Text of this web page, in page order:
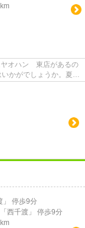
ヤオハン 東店があるの
かがでしょうか。夏場
」 停歩9分
西千渡」 停歩9分